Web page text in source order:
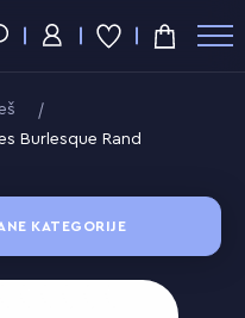
Burlesque Rand
KATEGORIJE